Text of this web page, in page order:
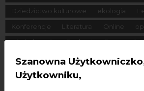
Szanowna
Użytkowniku,
Dziedzictwo kulturowe
ekologia
Konferencje
Literatura Online
oświadczenie
Podcast Pomerania
Warsztaty
wydarzenia bezpłatne
wydarzenie dostępne